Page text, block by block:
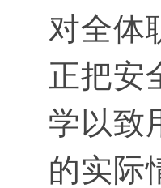
对全体
正把安
学以致
的实际